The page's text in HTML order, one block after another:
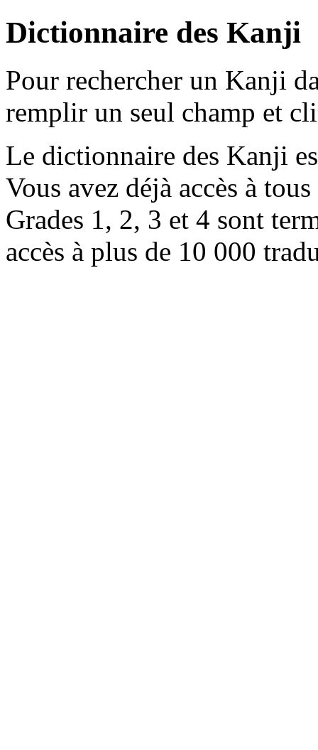
Dictionnaire des Kanji
Pour rechercher un Kanji
remplir un seul champ et
Le dictionnaire des Kanji
Vous avez déjà accès à
Grades 1, 2, 3 et 4 sont
accès à plus de 10 000